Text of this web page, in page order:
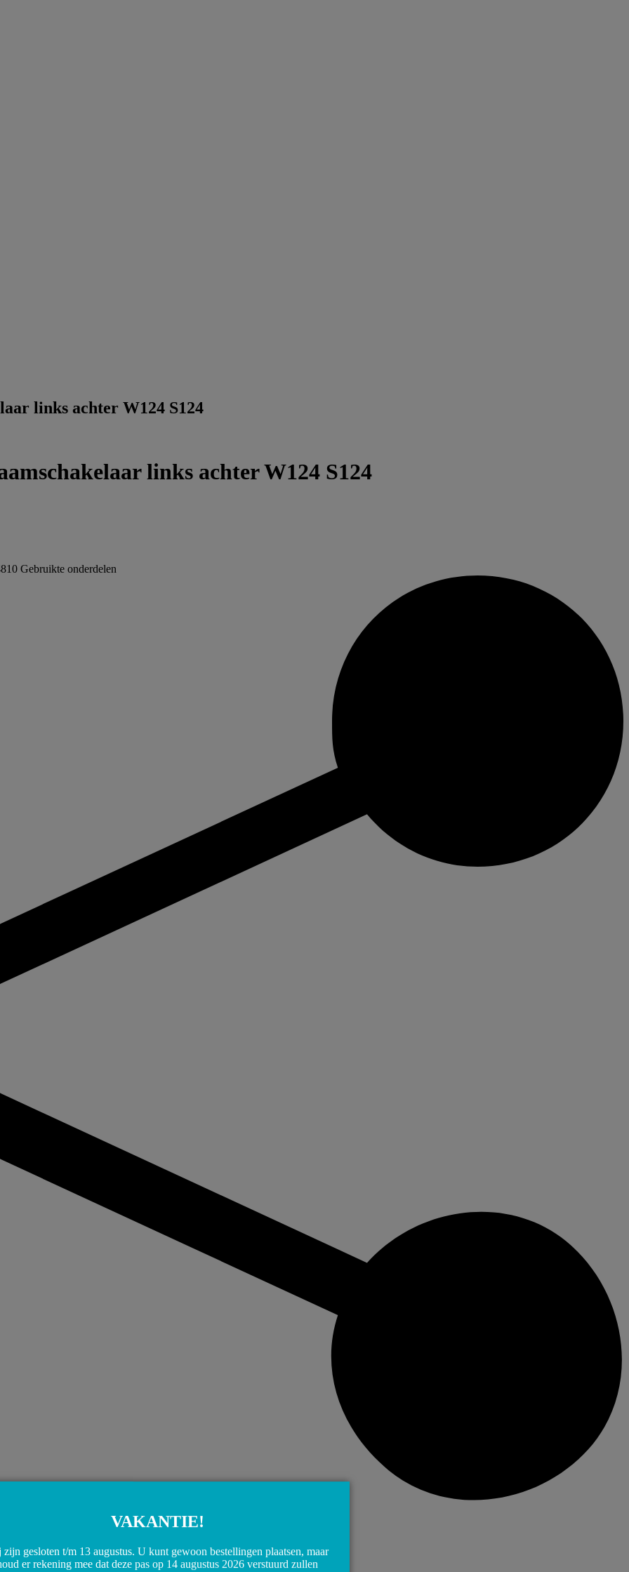
links achter W124 S124
links achter W124 S124
Gebruikte onderdelen
VAKANTIE!
zijn gesloten t/m 13 augustus. U kunt gewoon bestellingen plaatsen, maar
er rekening mee dat deze pas op 14 augustus 2026 verstuurd zullen